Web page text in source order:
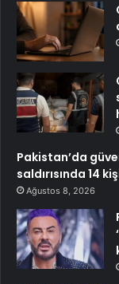
Pakistan’da
saldırısında 14
Ağustos 8, 2026